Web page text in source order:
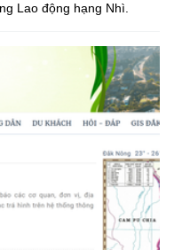
Lao động hạng Nhì.